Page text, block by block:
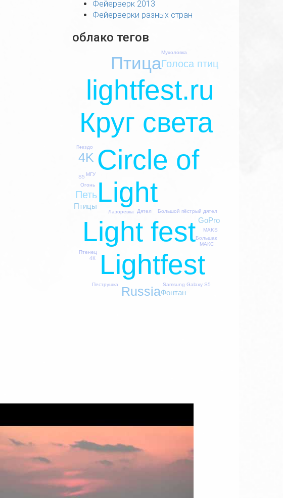
Фейерверк 2013
Фейерверки разных стран
облако тегов
Circle of
Light
Круг света
Light fest
Lightfest
lightfest.ru
Птица
Russia
4K
Петь
Голоса птиц
GoPro
Птицы
Фонтан
Большой пёстрый дятел
Гнездо
Дятел
S5
Samsung Galaxy S5
Большак
Лазоревка
МГУ
4К
Огонь
MAKS
МАКС
Мухоловка
Пеструшка
Птенец